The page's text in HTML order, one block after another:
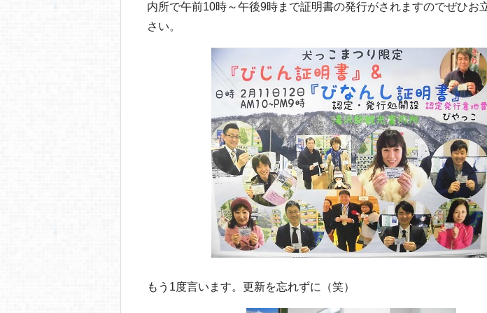
内所で午前10時～午後9時まで証明書の発行がされますのでぜひお
さい。
もう1度言います。更新を忘れずに（笑）